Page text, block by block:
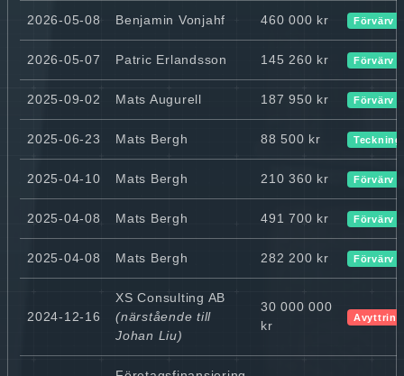
2026-05-08 Benjamin Vonjahf 460 000 kr Förvärv
2026-05-07 Patric Erlandsson 145 260 kr Förvärv
2025-09-02 Mats Augurell 187 950 kr Förvärv
2025-06-23 Mats Bergh 88 500 kr Teckning
2025-04-10 Mats Bergh 210 360 kr Förvärv
2025-04-08 Mats Bergh 491 700 kr Förvärv
2025-04-08 Mats Bergh 282 200 kr Förvärv
2024-12-16
XS Consulting AB
(närstående till
Johan Liu)
30 000 000
kr
Avyttring